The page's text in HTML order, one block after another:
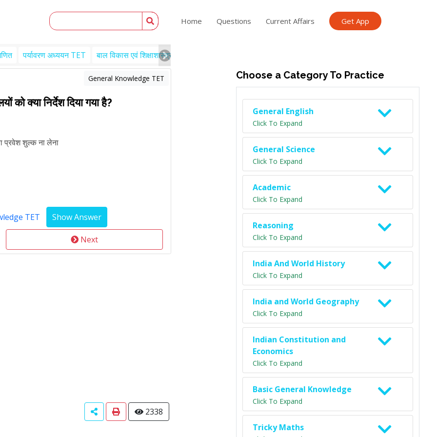
Home Questions Current Affairs Get App
पर्यावरण अध्ययन TET बाल विकास एवं शिक्षाशास्त्र TET
General Knowledge TET
को क्या निर्देश दिया गया है?
प्रवेश शुल्क ना लेना
TET
Next
2338
Choose a Category To Practice
General English
Click To Expand
General Science
Click To Expand
Academic
Click To Expand
Reasoning
Click To Expand
India And World History
Click To Expand
India and World Geography
Click To Expand
Indian Constitution and
Economics
Click To Expand
Basic General Knowledge
Click To Expand
Tricky Maths